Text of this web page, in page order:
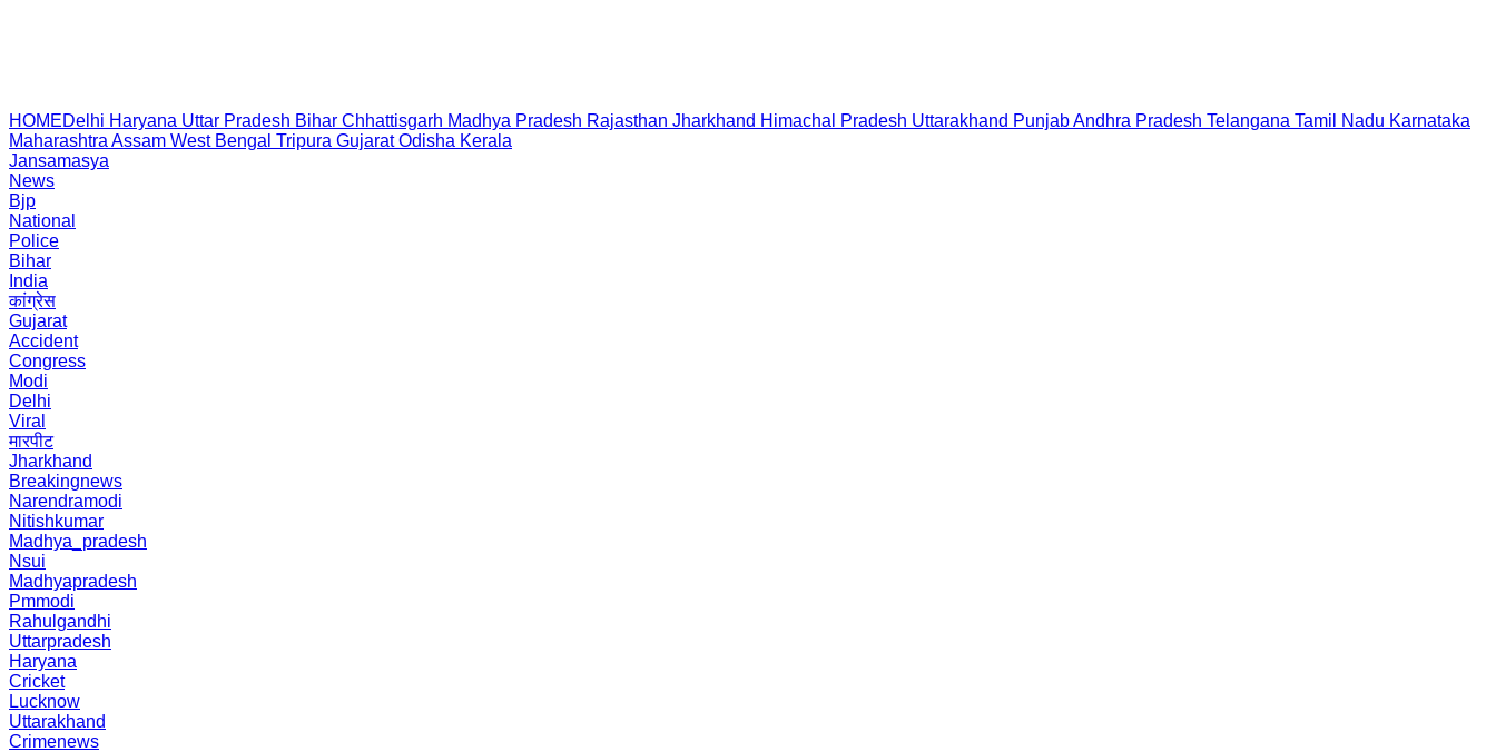
HOMEDelhi Haryana Uttar Pradesh Bihar Chhattisgarh Madhya Pradesh Rajasthan Jharkhand Himachal Pradesh Uttarakhand PunjabAndhra Pradesh Telangana Tamil Nadu Karnataka
Maharashtra Assam West Bengal Tripura Gujarat Odisha Kerala
Jansamasya
News
Bjp
National
Police
Bihar
India
कांग्रेस
Gujarat
Accident
Congress
Modi
Delhi
Viral
मारपीट
Jharkhand
Breakingnews
Narendramodi
Nitishkumar
Madhya_pradesh
Nsui
Madhyapradesh
Pmmodi
Rahulgandhi
Uttarpradesh
Haryana
Cricket
Lucknow
Uttarakhand
Crimenews